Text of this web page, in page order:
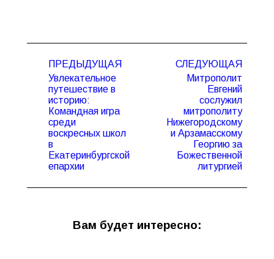
записям
ПРЕДЫДУЩАЯ
Предыдущая
запись:
Увлекательное
путешествие в
историю:
Командная игра
среди
воскресных школ
в
Екатеринбургской
епархии
СЛЕДУЮЩАЯ
Следующая
запись:
Митрополит
Евгений
сослужил
митрополиту
Нижегородскому
и Арзамасскому
Георгию за
Божественной
литургией
Вам будет интересно: